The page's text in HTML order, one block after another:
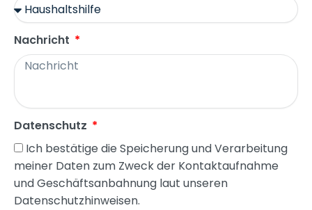
Nachricht
Datenschutz
Ich bestätige die Speicherung und Verarbeitung
meiner Daten zum Zweck der Kontaktaufnahme
und Geschäftsanbahnung laut unseren
Datenschutzhinweisen.